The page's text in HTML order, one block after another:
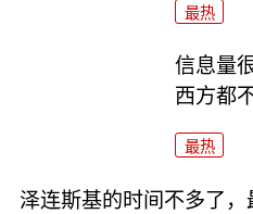
最热
信息量
西方都
最热
泽连斯基的时间不多了